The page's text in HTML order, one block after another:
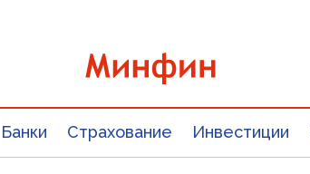
Банки Страхование Инвестиции